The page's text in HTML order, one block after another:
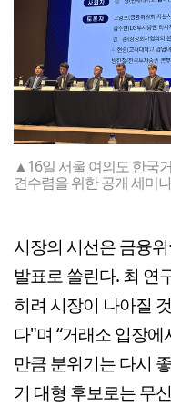
▲16일 서울 여의도 한국
견수렴을 위한 공개 세미
시장의 시선은 금융
발표로 쏠린다. 최 연
히려 시장이 나아질
다"며 “거래소 입장
만큼 분위기는 다시
기 대형 후보로는 무